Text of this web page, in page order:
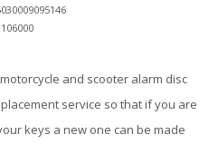
and scooter alarm disc
service so that if you are
keys a new one can be made